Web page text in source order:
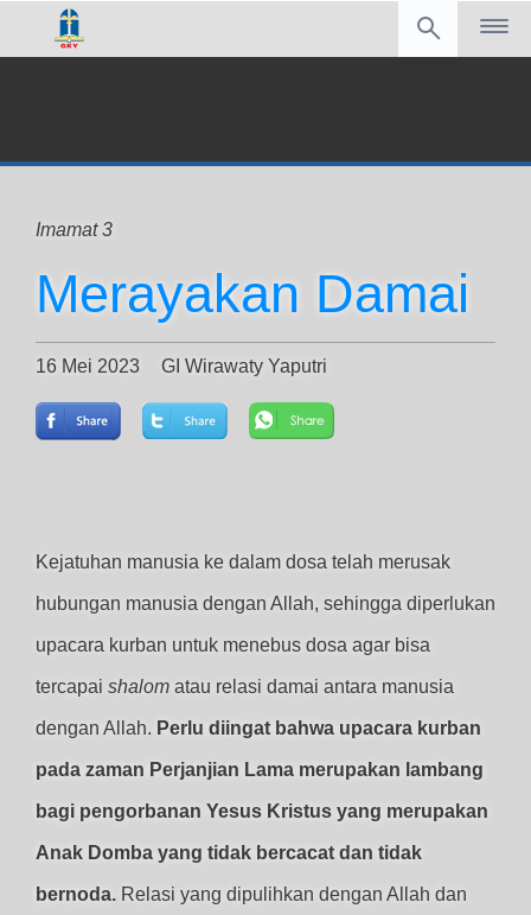
Imamat 3
Merayakan Damai
16 Mei 2023 GI Wirawaty Yaputri
Kejatuhan manusia ke dalam dosa telah merusak
hubungan manusia dengan Allah, sehingga diperlukan
upacara kurban untuk menebus dosa agar bisa
tercapai shalom atau relasi damai antara manusia
dengan Allah. Perlu diingat bahwa upacara kurban
pada zaman Perjanjian Lama merupakan lambang
bagi pengorbanan Yesus Kristus yang merupakan
Anak Domba yang tidak bercacat dan tidak
bernoda. Relasi yang dipulihkan dengan Allah dan